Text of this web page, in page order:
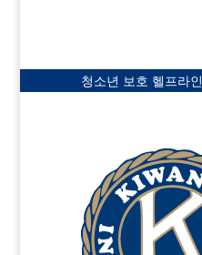
청소년 보호 헬프라인